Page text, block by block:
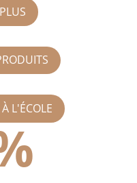
L'ÉCOLE